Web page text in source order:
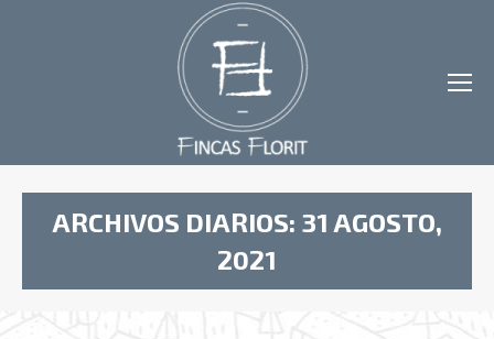
ARCHIVOS DIARIOS: 31 AGOSTO,
2021